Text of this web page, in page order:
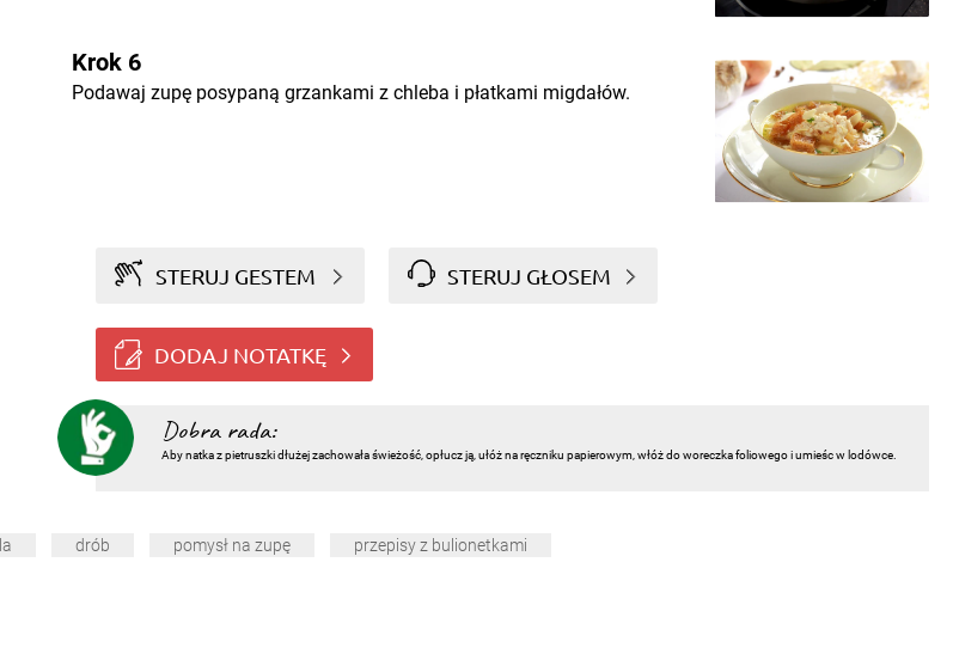
Krok 6
Podawaj zupę posypaną grzankami z chleba i płatkami migdałów.
STERUJ GESTEM STERUJ GŁOSEM
DODAJ NOTATKĘ
Dobra rada:
Aby natka z pietruszki dłużej zachowała świeżość, opłucz ją, ułóż na ręczniku papierowym, włóż do woreczka foliowego i umieśc w lodówce.
drób pomysł na zupę przepisy z bulionetkami